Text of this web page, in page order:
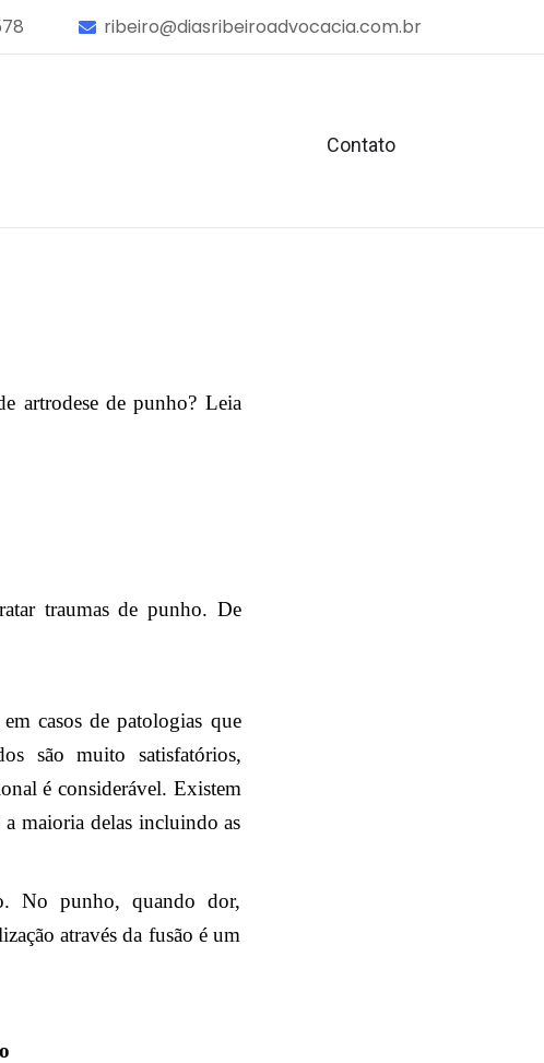
ribeiro@diasribeiroadvocacia.com.br
Contato
artrodese de punho? Leia
traumas de punho. De
casos de patologias que
são muito satisfatórios,
é considerável. Existem
maioria delas incluindo as
No punho, quando dor,
através da fusão é um